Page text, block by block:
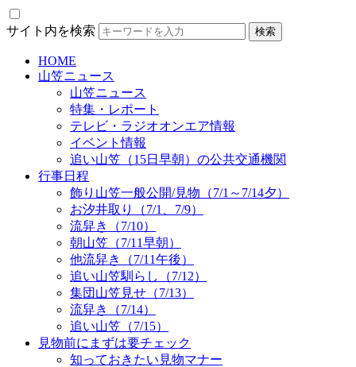
サイト内を検索
HOME
山笠ニュース
山笠ニュース
特集・レポート
テレビ・ラジオオンエア情報
イベント情報
追い山笠（15日早朝）の公共交通機関
行事日程
飾り山笠一般公開/見物（7/1～7/14夕）
お汐井取り（7/1、7/9）
流舁き（7/10）
朝山笠（7/11早朝）
他流舁き（7/11午後）
追い山笠馴らし（7/12）
集団山笠見せ（7/13）
流舁き（7/14）
追い山笠（7/15）
見物前にまずは要チェック
知っておきたい見物マナー